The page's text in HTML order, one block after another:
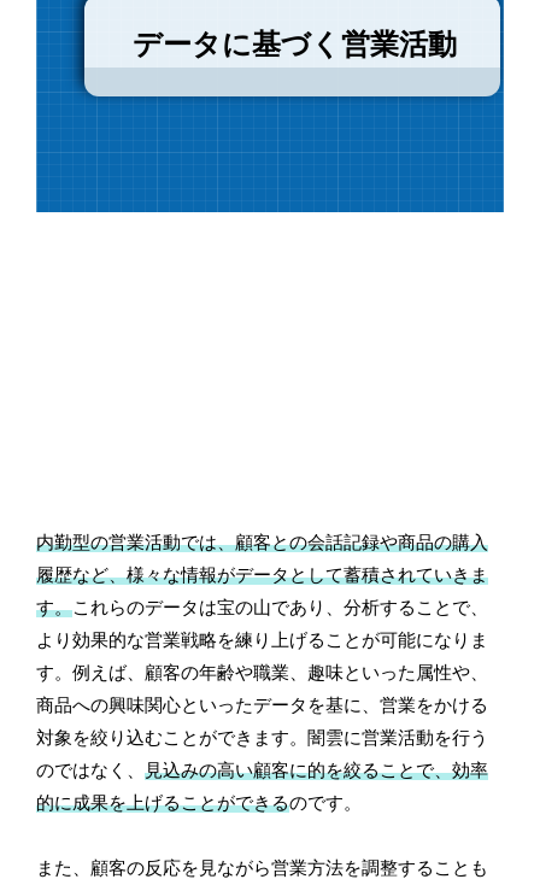
データに基づく営業活動
内勤型の営業活動では、顧客との会話記録や商品の購入
履歴など、様々な情報がデータとして蓄積されていきま
す。これらのデータは宝の山であり、分析することで、
より効果的な営業戦略を練り上げることが可能になりま
す。例えば、顧客の年齢や職業、趣味といった属性や、
商品への興味関心といったデータを基に、営業をかける
対象を絞り込むことができます。闇雲に営業活動を行う
のではなく、見込みの高い顧客に的を絞ることで、効率
的に成果を上げることができるのです。
また、顧客の反応を見ながら営業方法を調整することも